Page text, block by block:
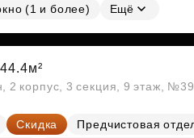
(1 и более)
Ещё
44.4м²
2 корпус, 3 секция, 9 этаж,
Скидка
Предчистовая